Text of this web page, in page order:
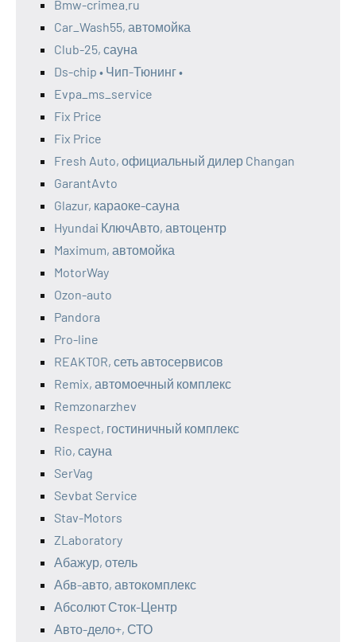
Bmw-crimea.ru
Car_Wash55, автомойка
Club-25, сауна
Ds-chip • Чип-Тюнинг •
Evpa_ms_service
Fix Price
Fix Price
Fresh Auto, официальный дилер Changan
GarantAvto
Glazur, караоке-сауна
Hyundai КлючАвто, автоцентр
Maximum, автомойка
MotorWay
Ozon-auto
Pandora
Pro-line
REAKTOR, сеть автосервисов
Remix, автомоечный комплекс
Remzonarzhev
Respect, гостиничный комплекс
Rio, сауна
SerVag
Sevbat Service
Stav-Motors
ZLaboratory
Абажур, отель
Абв-авто, автокомплекс
Абсолют Сток-Центр
Авто-дело+, СТО